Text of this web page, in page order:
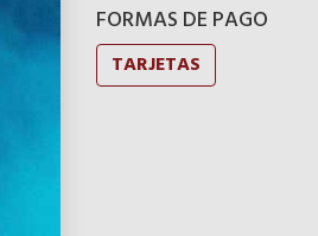
FORMAS DE PAGO
TARJETAS